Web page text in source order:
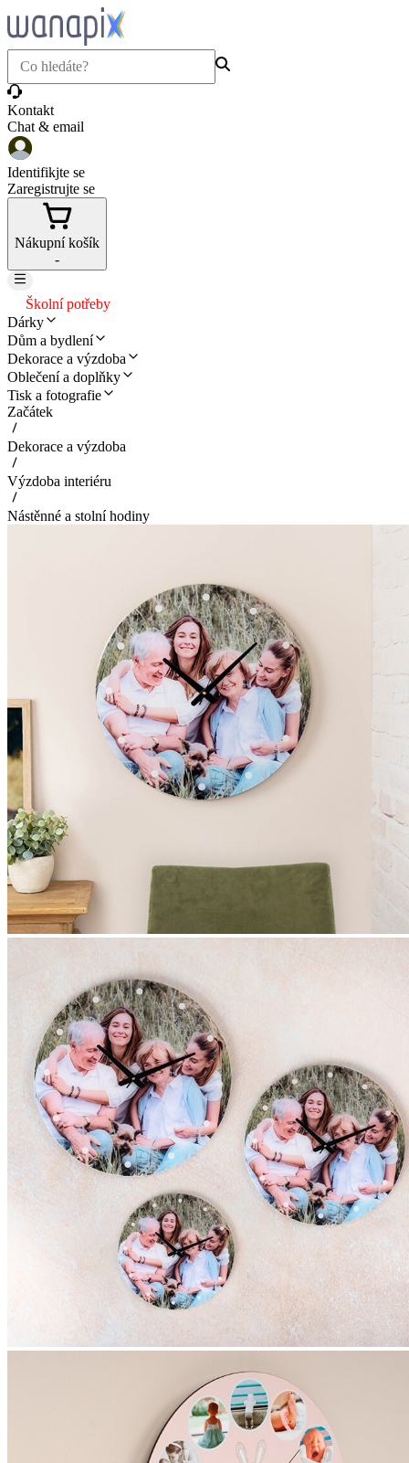
Kontakt
Chat & email
Identifikjte se
Zaregistrujte se
Nákupní košík
-
Školní potřeby
Dárky
Dům a bydlení
Dekorace a výzdoba
Oblečení a doplňky
Tisk a fotografie
Začátek
Dekorace a výzdoba
Výzdoba interiéru
Nástěnné a stolní hodiny